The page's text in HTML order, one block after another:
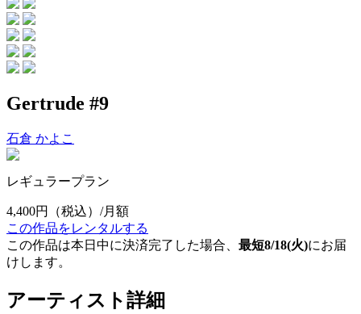
Gertrude #9
石倉 かよこ
レギュラープラン
4,400円
（税込）/月額
この作品をレンタルする
この作品は本日中に決済完了した場合、 最短8/18(火)にお届
けします。
アーティスト詳細